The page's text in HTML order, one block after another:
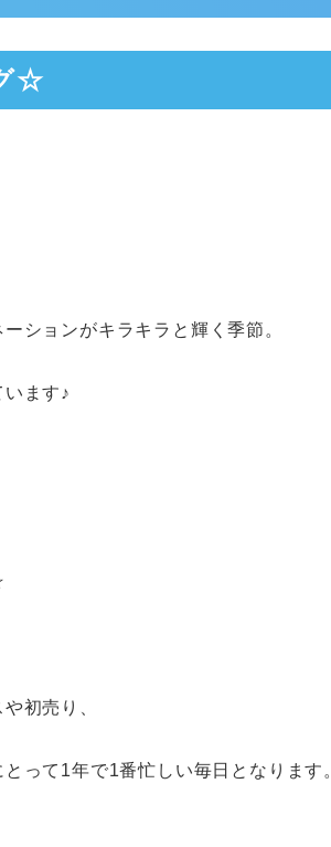
☆
ションがキラキラと輝く季節。
ます♪
初売り、
って1年で1番忙しい毎日となります